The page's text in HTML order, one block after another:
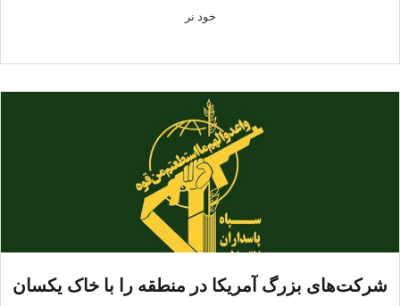
خود نر
شرکت‌های بزرگ آمریکا در منطقه را با خاک یکسان